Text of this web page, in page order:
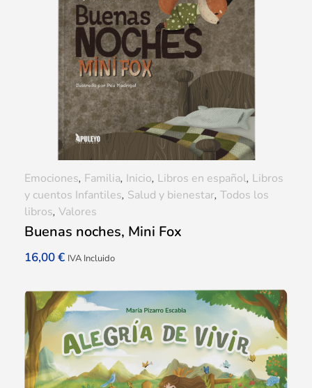
Buenas noches, Mini Fox
16,00€ IVA Incluido
Emociones, Familia, Inicio, Libros en español, Libros
y cuentos Infantiles, Salud y bienestar, Todos los
libros, Valores